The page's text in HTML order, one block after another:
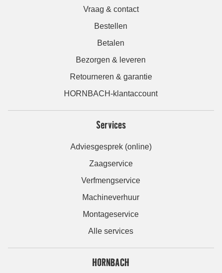
Vraag & contact
Bestellen
Betalen
Bezorgen & leveren
Retourneren & garantie
HORNBACH-klantaccount
Services
Adviesgesprek (online)
Zaagservice
Verfmengservice
Machineverhuur
Montageservice
Alle services
HORNBACH